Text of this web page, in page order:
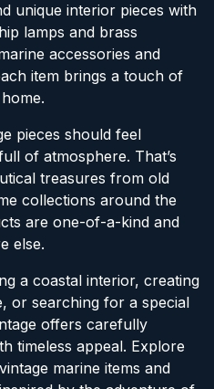
unique interior pieces with
lamps and brass
accessories and
item brings a touch of
pieces should feel
of atmosphere. That’s
treasures from old
collections around the
are one-of-a-kind and
else.
a coastal interior, creating
or searching for a special
offers carefully
timeless appeal. Explore
marine items and